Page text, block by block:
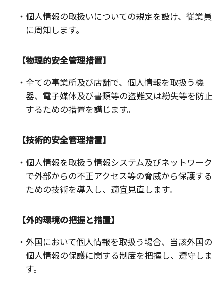
・個人情報の取扱いについての規定を設け、従業員
に周知します。
【物理的安全管理措置】
・全ての事業所及び店舗で、個人情報を取扱う機
器、電子媒体及び書類等の盗難又は紛失等を防止
するための措置を講じます。
【技術的安全管理措置】
・個人情報を取扱う情報システム及びネットワーク
で外部からの不正アクセス等の脅威から保護する
ための技術を導入し、適宜見直します。
【外的環境の把握と措置】
・外国において個人情報を取扱う場合、当該外国の
個人情報の保護に関する制度を把握し、遵守しま
す。